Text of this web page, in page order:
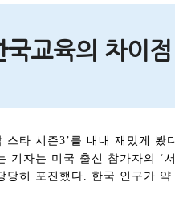
국교육의 차이점
스타 시즌3’를 내내 재밌게 봤
기자는 미국 출신 참가자의 ‘
당히 포진했다. 한국 인구가 약